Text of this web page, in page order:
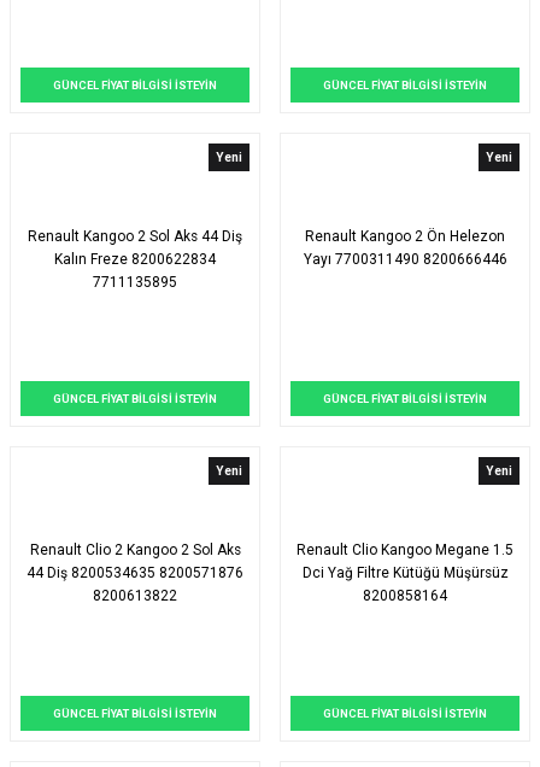
GÜNCEL FİYAT BİLGİSİ İSTEYİN GÜNCEL FİYAT BİLGİSİ İSTEYİN
Yeni
Renault Kangoo 2 Sol Aks 44 Diş
Kalın Freze 8200622834
7711135895
GÜNCEL FİYAT BİLGİSİ İSTEYİN
Yeni
Renault Kangoo 2 Ön Helezon
Yayı 7700311490 8200666446
GÜNCEL FİYAT BİLGİSİ İSTEYİN
Yeni
Renault Clio 2 Kangoo 2 Sol Aks
44 Diş 8200534635 8200571876
8200613822
GÜNCEL FİYAT BİLGİSİ İSTEYİN
Yeni
Renault Clio Kangoo Megane 1.5
Dci Yağ Filtre Kütüğü Müşürsüz
8200858164
GÜNCEL FİYAT BİLGİSİ İSTEYİN